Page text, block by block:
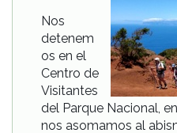
Nos
detenem
os en el
Centro de
Visitantes
del Parque Nacional, en
nos asomamos al